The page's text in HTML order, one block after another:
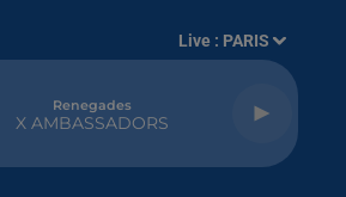
Live : PARIS
Renegades
X AMBASSADORS